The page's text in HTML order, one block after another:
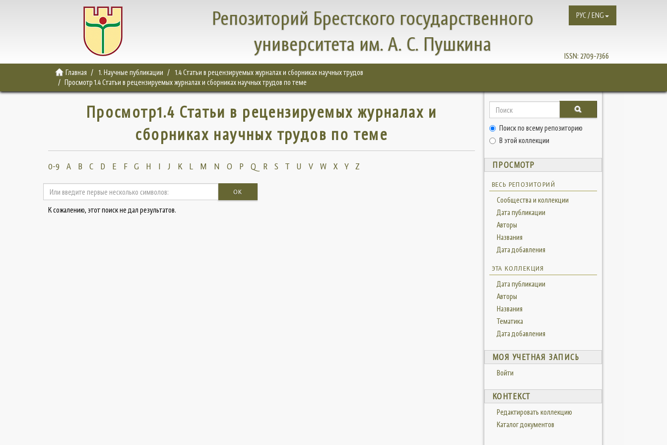
Репозиторий Брестского государственного
университета им. А. С. Пушкина
ISSN: 2709-7366
РУС / ENG
Главная 1. Научные публикации
1.4 Статьи в рецензируемых журналах и сборниках научных трудов
Просмотр 1.4 Статьи в рецензируемых журналах и сборниках научных трудов по теме
Просмотр1.4 Статьи в рецензируемых журналах и
сборниках научных трудов по теме
0-9 A B C D E F G H I J K L M N O P Q R S T U V W X Y Z
OK
К сожалению, этот поиск не дал результатов.
Поиск по всему репозиторию
В этой коллекции
ПРОСМОТР
ВЕСЬ РЕПОЗИТОРИЙ
Сообщества и коллекции
Дата публикации
Авторы
Названия
Дата добавления
ЭТА КОЛЛЕКЦИЯ
Дата публикации
Авторы
Названия
Тематика
Дата добавления
МОЯ УЧЕТНАЯ ЗАПИСЬ
Войти
КОНТЕКСТ
Редактировать коллекцию
Каталог документов